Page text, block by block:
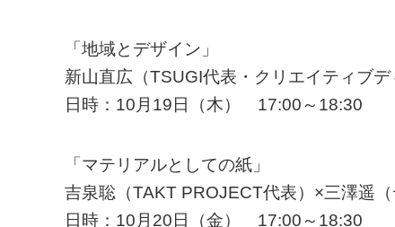
「地域とデザイン」
新山直広（TSUGI代表・クリエイティブ
日時：10月19日（木） 17:00～18:30
「マテリアルとしての紙」
吉泉聡（TAKT PROJECT代表）×三澤遥
日時：10月20日（金） 17:00～18:30